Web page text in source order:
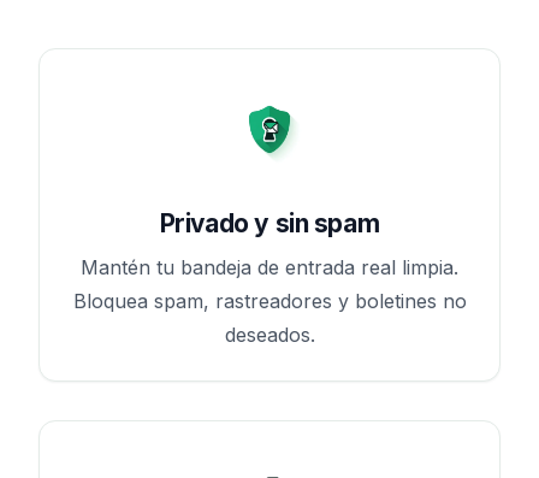
Privado y sin spam
Mantén tu bandeja de entrada real limpia.
Bloquea spam, rastreadores y boletines no
deseados.